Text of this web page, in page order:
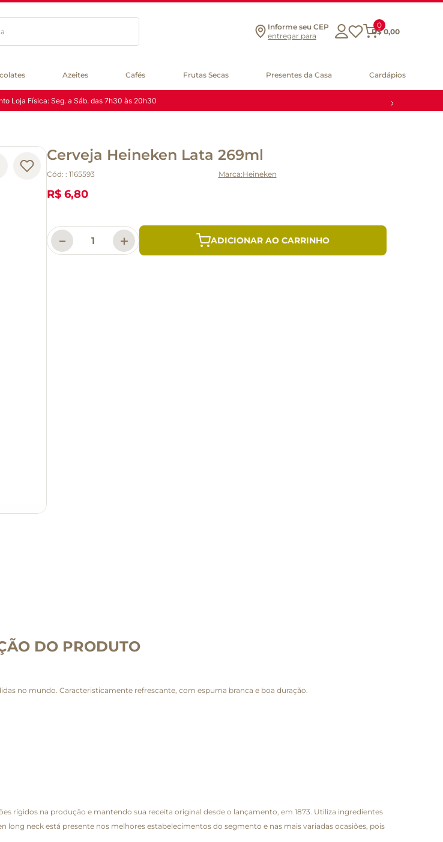
Informe seu CEP
entregar para
0
R$ 0,00
Azeites Cafés Frutas Secas Presentes da Casa Cardápios
Loja Física: Seg. a Sáb. das 7h30 às 20h30
Cerveja Heineken Lata 269ml
Cód: : 1165593 Heineken
R$ 6,80
＋
－ ADICIONAR AO CARRINHO
DO PRODUTO
no mundo. Caracteristicamente refrescante, com espuma branca e boa duração.
rígidos na produção e mantendo sua receita original desde o lançamento, em 1873. Utiliza ingredientes
long neck está presente nos melhores estabelecimentos do segmento e nas mais variadas ocasiões, pois